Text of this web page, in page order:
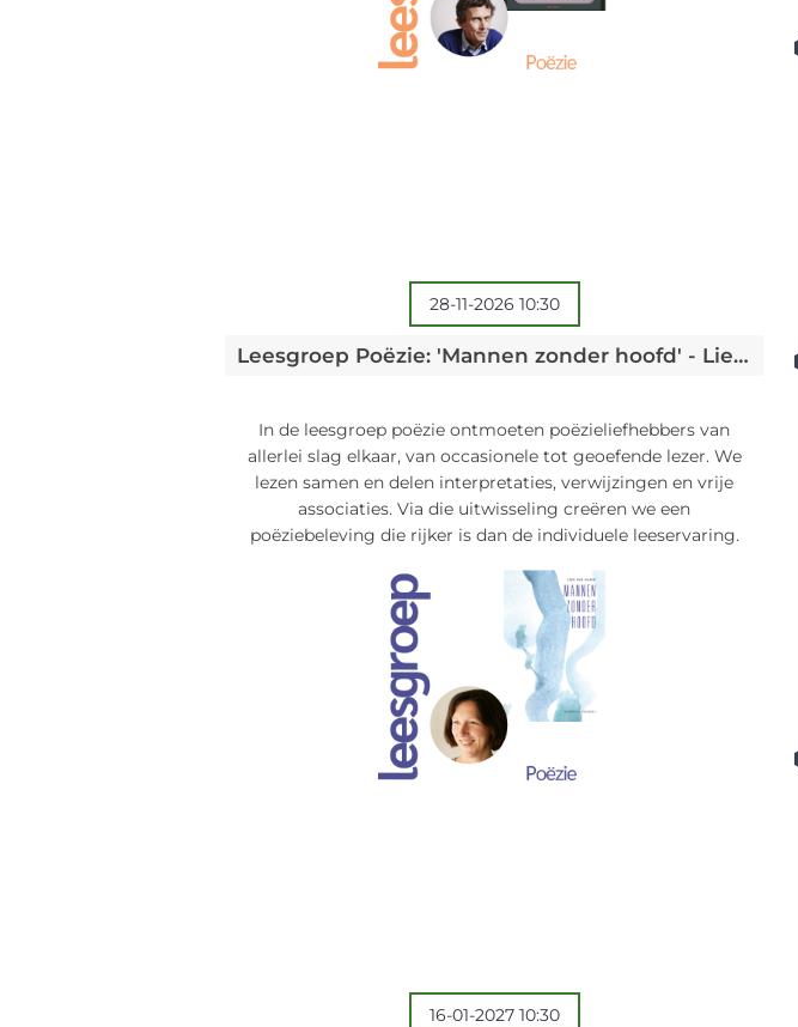
28-11-2026 10:30
Leesgroep Poëzie: 'Mannen zonder hoofd' - Lies Van Gasse
In de leesgroep poëzie ontmoeten poëzieliefhebbers van
allerlei slag elkaar, van occasionele tot geoefende lezer. We
lezen samen en delen interpretaties, verwijzingen en vrije
associaties. Via die uitwisseling creëren we een
poëziebeleving die rijker is dan de individuele leeservaring.
16-01-2027 10:30